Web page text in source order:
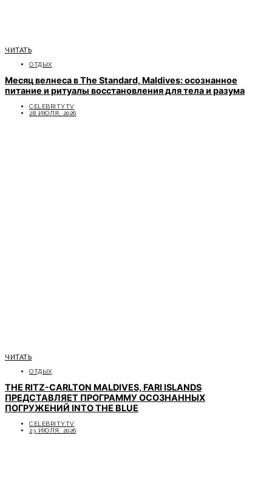
ЧИТАТЬ
ОТДЫХ
Месяц велнеса в The Standard, Maldives: осознанное
питание и ритуалы восстановления для тела и разума
CELEBRITYTV
28 ИЮЛЯ, 2026
ЧИТАТЬ
ОТДЫХ
THE RITZ-CARLTON MALDIVES, FARI ISLANDS
ПРЕДСТАВЛЯЕТ ПРОГРАММУ ОСОЗНАННЫХ
ПОГРУЖЕНИЙ INTO THE BLUE
CELEBRITYTV
23 ИЮЛЯ, 2026